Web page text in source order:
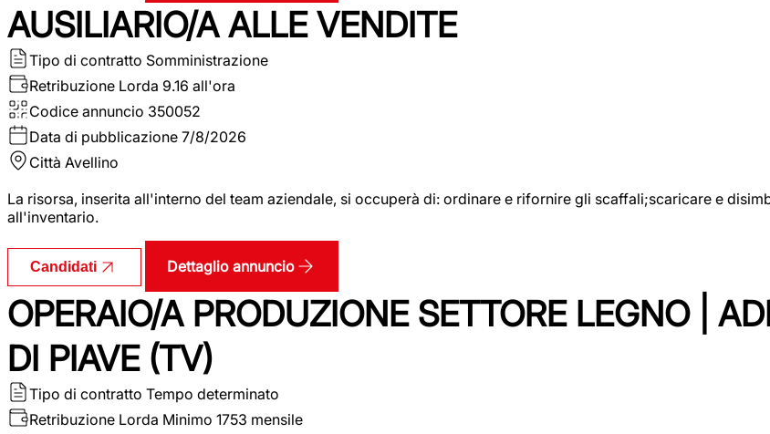
AUSILIARIO/A ALLE VENDITE
Tipo di contratto Somministrazione
Retribuzione Lorda 9.16 all'ora
Codice annuncio 350052
Data di pubblicazione 7/8/2026
Città Avellino
La risorsa, inserita all'interno del team aziendale, si occuperà di: ordinare e rifornire gli scaffali;scaricare e
all'inventario.
Candidati Dettaglio annuncio
OPERAIO/A PRODUZIONE SETTORE LEGNO |
DI PIAVE (TV)
Tipo di contratto Tempo determinato
Retribuzione Lorda Minimo 1753 mensile